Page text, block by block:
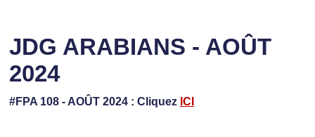
JDG ARABIANS - AOÛT
2024
#FPA 108 - AOÛT 2024 : Cliquez ICI